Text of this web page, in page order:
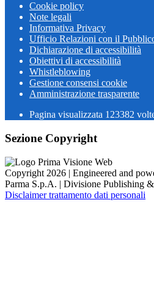
Cookie policy
Note legali
Informativa Privacy
Ufficio Relazioni con il
Dichiarazione di accessibilità
Obiettivi di accessibilità
Whistleblowing
Gestione consensi cookie
Amministrazione trasparente
Pagina visualizzata 123382
Sezione Copyright
Copyright 2026 | Engineered and
Parma S.p.A. | Divisione Publishing
Disclaimer trattamento dati personali